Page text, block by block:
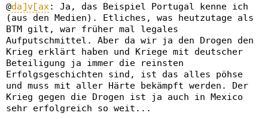
@da]v[ax: Ja, das Beispiel Portugal kenne ich
(aus den Medien). Etliches, was heutzutage als
BTM gilt, war früher mal legales
Aufputschmittel. Aber da wir ja den Drogen den
Krieg erklärt haben und Kriege mit deutscher
Beteiligung ja immer die reinsten
Erfolgsgeschichten sind, ist das alles pöhse
und muss mit aller Härte bekämpft werden. Der
Krieg gegen die Drogen ist ja auch in Mexico
sehr erfolgreich so weit...